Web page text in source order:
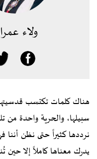
ولاء
هناك كلمات تكتسب
سبيلها، والحرية واحدة من
نرددها كثيراً حتى نظن أننا
يدرك معناها كاملاً إلا حين